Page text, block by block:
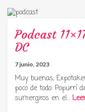
Podcast
DC
7 junio, 2023
Muy buenas,
poco de todo: Popurrí
sumergiros en el…